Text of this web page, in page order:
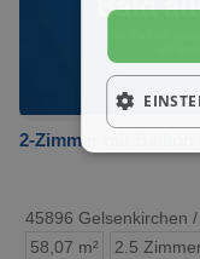
2-Zimmer mit Balkon
45896 Gelsenkirchen
58,07 m²
2.5